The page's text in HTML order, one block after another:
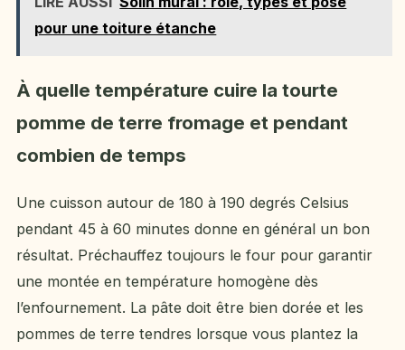
pour une toiture étanche
À quelle température cuire la tourte
pomme de terre fromage et pendant
combien de temps
Une cuisson autour de 180 à 190 degrés Celsius
pendant 45 à 60 minutes donne en général un bon
résultat. Préchauffez toujours le four pour garantir
une montée en température homogène dès
l’enfournement. La pâte doit être bien dorée et les
pommes de terre tendres lorsque vous plantez la